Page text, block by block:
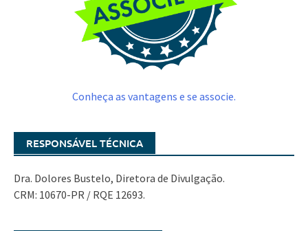
Conheça as vantagens e se associe.
RESPONSÁVEL TÉCNICA
Dra. Dolores Bustelo, Diretora de Divulgação.
CRM: 10670-PR / RQE 12693.